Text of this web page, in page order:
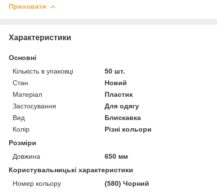
Приховати
Характеристики
Основні
Кількість в упаковці
50 шт.
Стан
Новий
Матеріал
Пластик
Застосування
Для одягу
Вид
Блискавка
Колір
Різні кольори
Розміри
Довжина
650 мм
Користувальницькі характеристики
Номер кольору
(580) Чорний